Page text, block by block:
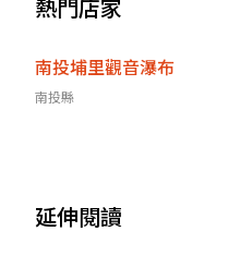
熱門店家
南投埔里觀音瀑布
南投縣
延伸閱讀